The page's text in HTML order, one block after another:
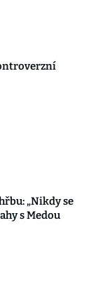
„Nikdy se
s Medou